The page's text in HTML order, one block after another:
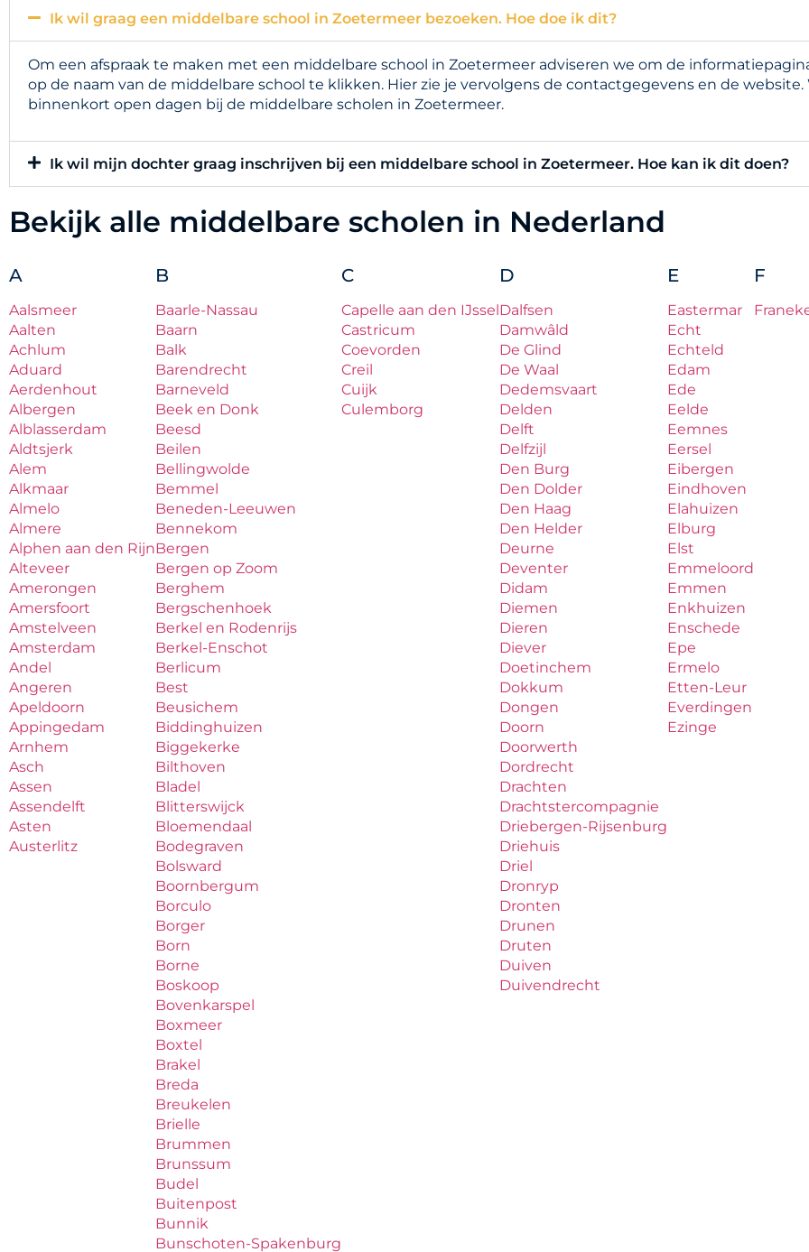
Ik wil graag een middelbare school in Zoetermeer bezoeken. Hoe doe ik dit?
Om een afspraak te maken met een middelbare school in Zoetermeer adviseren we om de
op de naam van de middelbare school te klikken. Hier zie je vervolgens de contactgegevens en de
binnenkort open dagen bij de middelbare scholen in Zoetermeer.
Ik wil mijn dochter graag inschrijven bij een middelbare school in Zoetermeer. Hoe kan ik dit doen?
Bekijk alle middelbare scholen in Nederland
A
Aalsmeer
Aalten
Achlum
Aduard
Aerdenhout
Albergen
Alblasserdam
Aldtsjerk
Alem
Alkmaar
Almelo
Almere
Alphen aan den Rijn
Alteveer
Amerongen
Amersfoort
Amstelveen
Amsterdam
Andel
Angeren
Apeldoorn
Appingedam
Arnhem
Asch
Assen
Assendelft
Asten
Austerlitz
B
Baarle-Nassau
Baarn
Balk
Barendrecht
Barneveld
Beek en Donk
Beesd
Beilen
Bellingwolde
Bemmel
Beneden-Leeuwen
Bennekom
Bergen
Bergen op Zoom
Berghem
Bergschenhoek
Berkel en Rodenrijs
Berkel-Enschot
Berlicum
Best
Beusichem
Biddinghuizen
Biggekerke
Bilthoven
Bladel
Blitterswijck
Bloemendaal
Bodegraven
Bolsward
Boornbergum
Borculo
Borger
Born
Borne
Boskoop
Bovenkarspel
Boxmeer
Boxtel
Brakel
Breda
Breukelen
Brielle
Brummen
Brunssum
Budel
Buitenpost
Bunnik
Bunschoten-Spakenburg
C
Capelle aan den IJssel
Castricum
Coevorden
Creil
Cuijk
Culemborg
D
Dalfsen
Damwâld
De Glind
De Waal
Dedemsvaart
Delden
Delft
Delfzijl
Den Burg
Den Dolder
Den Haag
Den Helder
Deurne
Deventer
Didam
Diemen
Dieren
Diever
Doetinchem
Dokkum
Dongen
Doorn
Doorwerth
Dordrecht
Drachten
Drachtstercompagnie
Driebergen-Rijsenburg
Driehuis
Driel
Dronryp
Dronten
Drunen
Druten
Duiven
Duivendrecht
E
Eastermar
Echt
Echteld
Edam
Ede
Eelde
Eemnes
Eersel
Eibergen
Eindhoven
Elahuizen
Elburg
Elst
Emmeloord
Emmen
Enkhuizen
Enschede
Epe
Ermelo
Etten-Leur
Everdingen
Ezinge
F